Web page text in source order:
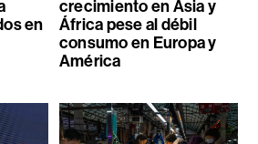
en
crecimiento en Asia y
África pese al débil
consumo en Europa y
América